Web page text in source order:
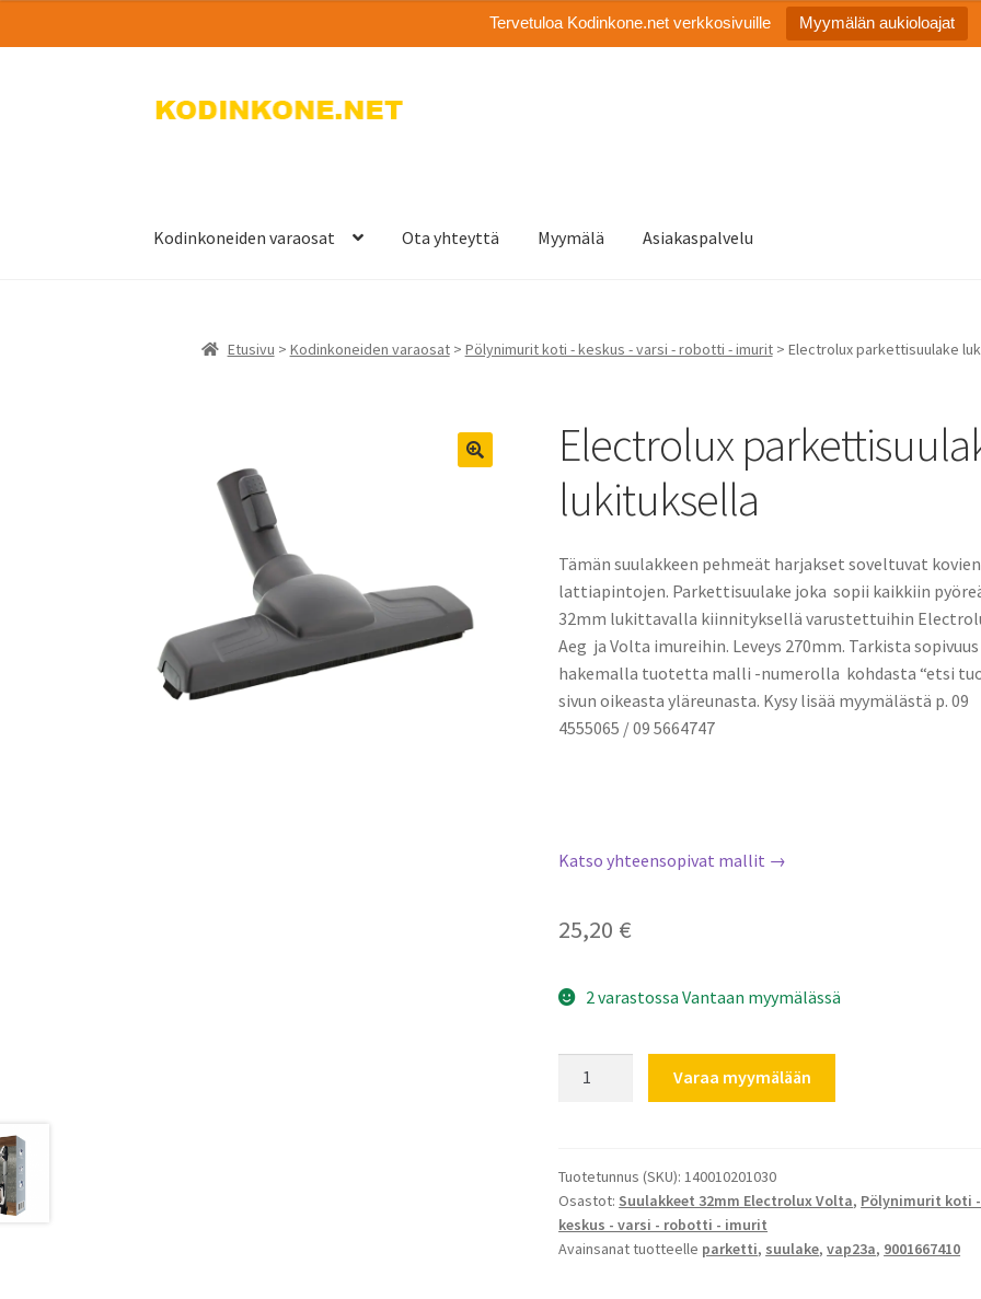
Tervetuloa Kodinkone.net verkkosivuille Myymälän aukioloajat
Siirry
Siirry
Kodinkoneiden varaosat Ota yhteyttä Myymälä Asiakaspalvelu
Etusivu > Kodinkoneiden varaosat> Pölynimurit koti - keskus - varsi - robotti - imurit> Electrolux parkettisuulake
Electrolux
lukituksella
Tämän suulakkeen pehmeät harjakset soveltuvat kovien
lattiapintojen. Parkettisuulake joka sopii kaikkiin
32mm lukittavalla kiinnityksellä varustettuihin
Aeg ja Volta imureihin. Leveys 270mm. Tarkista sopivuus
hakemalla tuotetta malli -numerolla kohdasta “etsi
sivun oikeasta yläreunasta. Kysy lisää myymälästä p. 09
4555065 / 09 5664747
Katso yhteensopivat mallit →
25,20 €
2 varastossa Vantaan myymälässä
Varaa myymälään
Tuotetunnus (SKU):140010201030
Osastot: Suulakkeet 32mm Electrolux Volta, Pölynimurit koti -
keskus - varsi - robotti - imurit
Avainsanat tuotteelle parketti, suulake,vap23a, 9001667410